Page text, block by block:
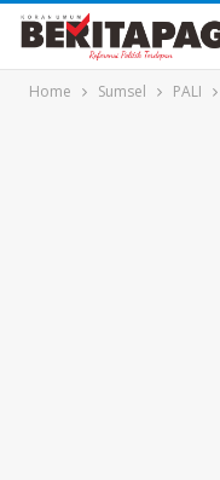
Home Sumsel PALI